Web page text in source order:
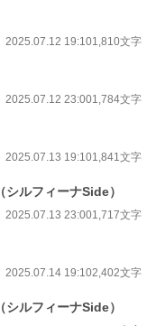
2025.07.12 19:101,810文字
2025.07.12 23:001,784文字
2025.07.13 19:101,841文字
フィーナSide）
2025.07.13 23:001,717文字
2025.07.14 19:102,402文字
フィーナSide）